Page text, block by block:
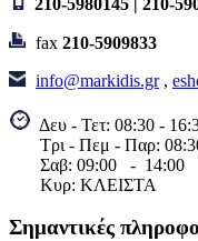
ILL
ΜΑΚΡΟΣ.ΠΡΑΣ
Κωδικός είδους:I49RT-
T16BL7G1
B. Κωδ.: T16BL7G1/
Διαθέσιμο
Αγορά
Quick view
fax 210-5909833
info@markidis.gr,
Δευ - Τετ: 08:30 -
Τρι - Πεμ - Παρ:
Σαβ: 09:00 - 14:00
Κυρ: ΚΛΕΙΣΤΑ
Σημαντικές